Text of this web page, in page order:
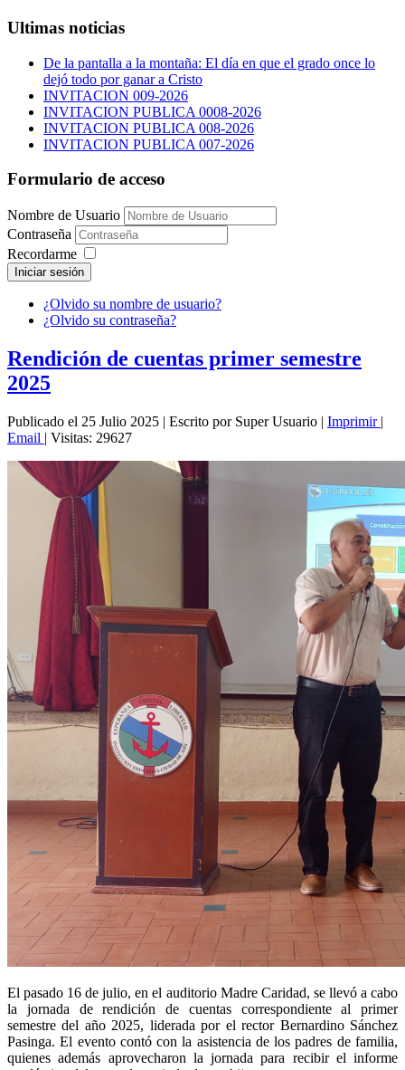
Ultimas noticias
De la pantalla a la montaña: El día en que el grado once lo
dejó todo por ganar a Cristo
INVITACION 009-2026
INVITACION PUBLICA 0008-2026
INVITACION PUBLICA 008-2026
INVITACION PUBLICA 007-2026
Formulario de acceso
Nombre de Usuario
Contraseña
Recordarme
Iniciar sesión
¿Olvido su nombre de usuario?
¿Olvido su contraseña?
Rendición de cuentas primer semestre
2025
Publicado el 25 Julio 2025 | Escrito por Super Usuario | Imprimir |
Email | Visitas: 29627
El pasado 16 de julio, en el auditorio Madre Caridad, se llevó a cabo
la jornada de rendición de cuentas correspondiente al primer
semestre del año 2025, liderada por el rector Bernardino Sánchez
Pasinga. El evento contó con la asistencia de los padres de familia,
quienes además aprovecharon la jornada para recibir el informe